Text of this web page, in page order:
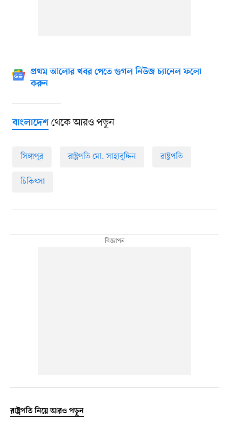
প্রথম আলোর খবর পেতে গুগল নিউজ চ্যানেল ফলো
করুন
বাংলাদেশথেকে আরও পড়ুন
সিঙ্গাপুর রাষ্ট্রপতি মো. সাহাবুদ্দিন রাষ্ট্রপতি
চিকিৎসা
রাষ্ট্রপতি নিয়ে আরও পড়ুন